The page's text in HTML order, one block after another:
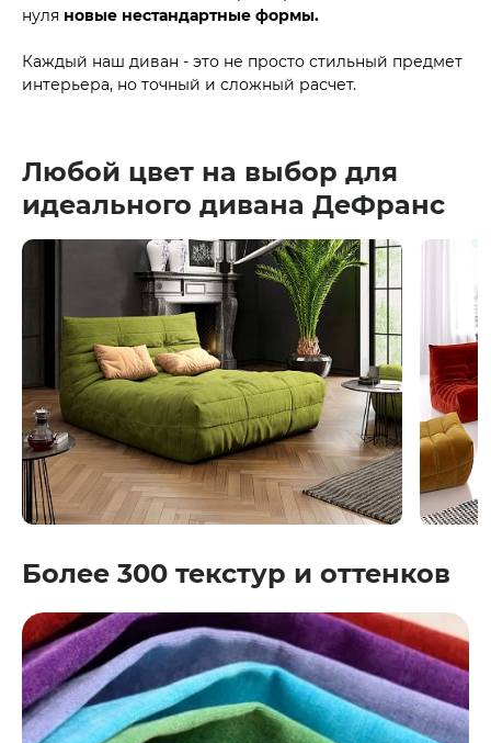
нуля новые нестандартные формы.
Каждый наш диван - это не просто стильный предмет
интерьера, но точный и сложный расчет.
Любой цвет на выбор для
идеального дивана ДеФранс
Более 300 текстур и оттенков